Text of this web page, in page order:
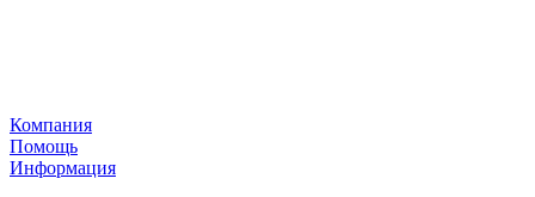
Компания
Помощь
Информация